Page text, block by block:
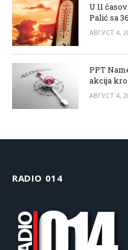
U 11
Palić sa
АВГУСТ 4,
PPT
akcija
АВГУСТ 4,
RADIO 014